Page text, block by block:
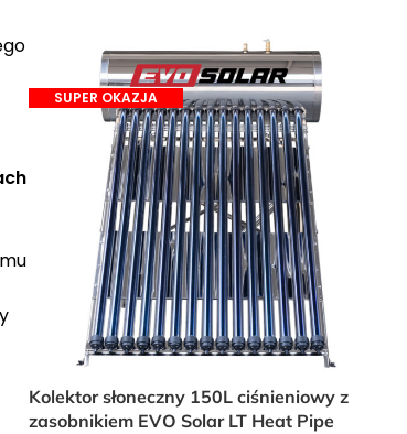
Kolektor słoneczny 150L ciśnieniowy z
zasobnikiem EVO Solar LT Heat Pipe